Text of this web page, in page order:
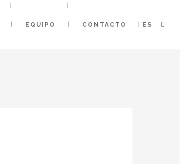
EQUIPO CONTACTO ES